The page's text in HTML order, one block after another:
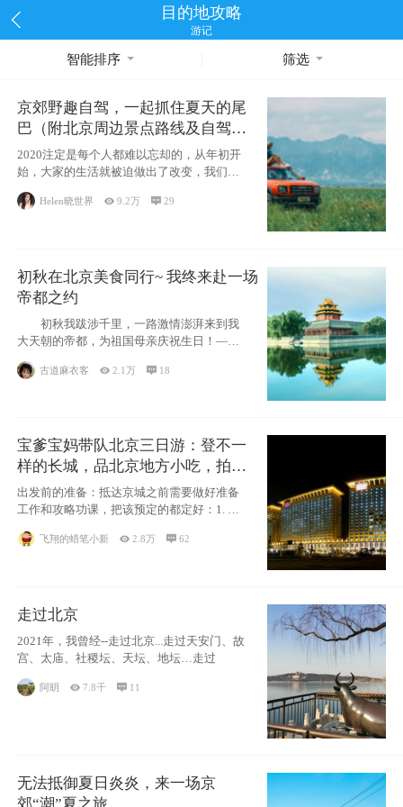
目的地攻略
游记
智能排序 筛选
京郊野趣自驾，一起抓住夏天的尾
巴（附北京周边景点路线及自驾攻
略）
2020注定是每个人都难以忘却的，从年初开
始，大家的生活就被迫做出了改变，我们也
不例外。本来双双辞职是为
Helen晓世界 9.2万 29
初秋在北京美食同行~ 我终来赴一场
帝都之约
初秋我跋涉千里，一路激情澎湃来到我
大天朝的帝都，为祖国母亲庆祝生日！——
古道麻衣客 2.1万  18
宝爹宝妈带队北京三日游：登不一
样的长城，品北京地方小吃，拍盘
古七星夜景！
出发前的准备：抵达京城之前需要做好准备
工作和攻略功课，把该预定的都定好：1. 酒
飞翔的蜡笔小新 2.8万 62
走过北京
2021年，我曾经--走过北京...走过天安门、故
宫、太庙、社稷坛、天坛、地坛…走过
阿眀 7.8千  11
无法抵御夏日炎炎，来一场京